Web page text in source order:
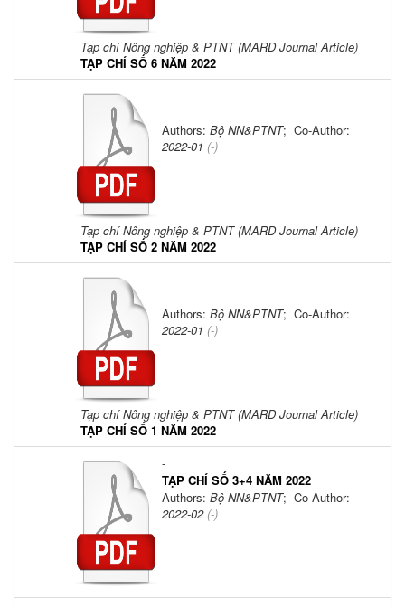
Tạp chí Nông nghiệp & PTNT (MARD Journal Article)
TẠP CHÍ SỐ 6 NĂM 2022
Tạp chí Nông nghiệp & PTNT (MARD Journal Article)
TẠP CHÍ SỐ 2 NĂM 2022
Authors: Bộ NN&PTNT; Co-Author:
2022-01 (-)
Tạp chí Nông nghiệp & PTNT (MARD Journal Article)
TẠP CHÍ SỐ 1 NĂM 2022
Authors: Bộ NN&PTNT; Co-Author:
2022-01 (-)
-
TẠP CHÍ SỐ 3+4 NĂM 2022
Authors: Bộ NN&PTNT; Co-Author:
2022-02(-)